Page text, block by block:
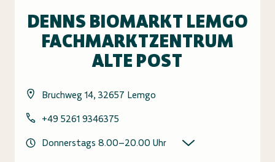
DENNS BIOMARKT LEMGO
FACHMARKTZENTRUM
ALTE POST
Bruchweg 14, 32657 Lemgo
+49 5261 9346375
Donnerstags 8.00–20.00 Uhr